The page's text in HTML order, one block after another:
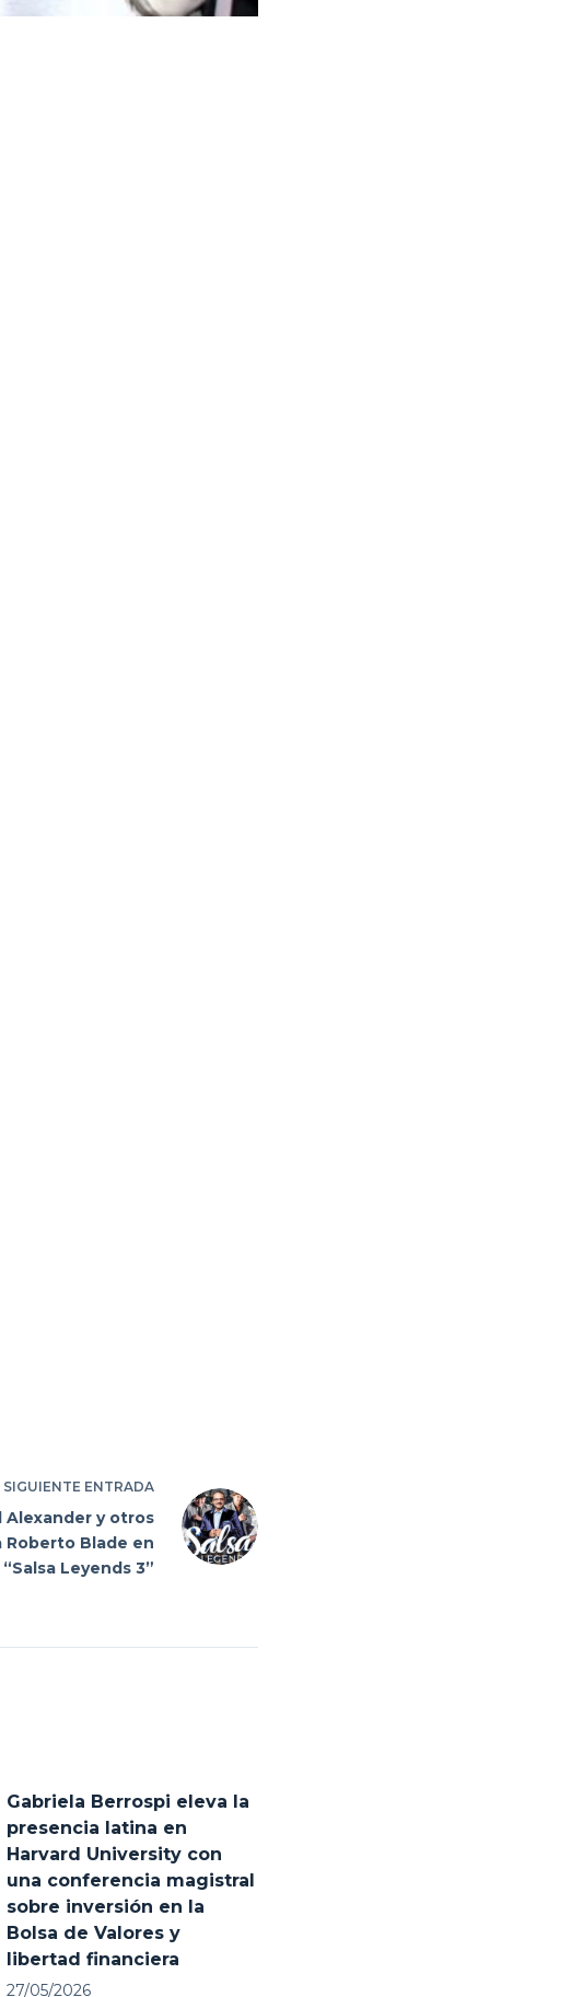
SIGUIENTE ENTRADA
Alexander y otros
Roberto Blade en
“Salsa Leyends 3”
Gabriela Berrospi eleva la
presencia latina en
Harvard University con
una conferencia magistral
sobre inversión en la
Bolsa de Valores y
libertad financiera
27/05/2026